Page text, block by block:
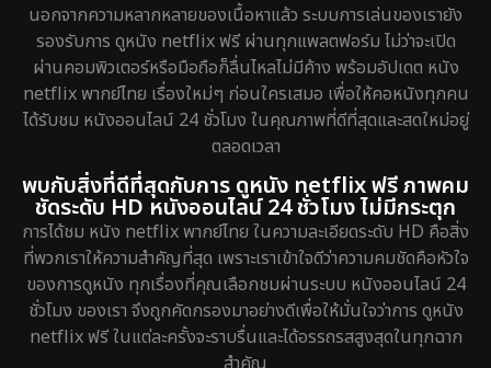
นอกจากความหลากหลายของเนื้อหาแล้ว ระบบการเล่นของเรายัง
รองรับการ ดูหนัง netflix ฟรี ผ่านทุกแพลตฟอร์ม ไม่ว่าจะเปิด
ผ่านคอมพิวเตอร์หรือมือถือก็ลื่นไหลไม่มีค้าง พร้อมอัปเดต หนัง
netflix พากย์ไทย เรื่องใหม่ๆ ก่อนใครเสมอ เพื่อให้คอหนังทุกคน
ได้รับชม หนังออนไลน์ 24 ชั่วโมง ในคุณภาพที่ดีที่สุดและสดใหม่อยู่
ตลอดเวลา
พบกับสิ่งที่ดีที่สุดกับการ ดูหนัง netflix ฟรี ภาพคม
ชัดระดับ HD หนังออนไลน์ 24 ชั่วโมง ไม่มีกระตุก
การได้ชม หนัง netflix พากย์ไทย ในความละเอียดระดับ HD คือสิ่ง
ที่พวกเราให้ความสำคัญที่สุด เพราะเราเข้าใจดีว่าความคมชัดคือหัวใจ
ของการดูหนัง ทุกเรื่องที่คุณเลือกชมผ่านระบบ หนังออนไลน์ 24
ชั่วโมง ของเรา จึงถูกคัดกรองมาอย่างดีเพื่อให้มั่นใจว่าการ ดูหนัง
netflix ฟรี ในแต่ละครั้งจะราบรื่นและได้อรรถรสสูงสุดในทุกฉาก